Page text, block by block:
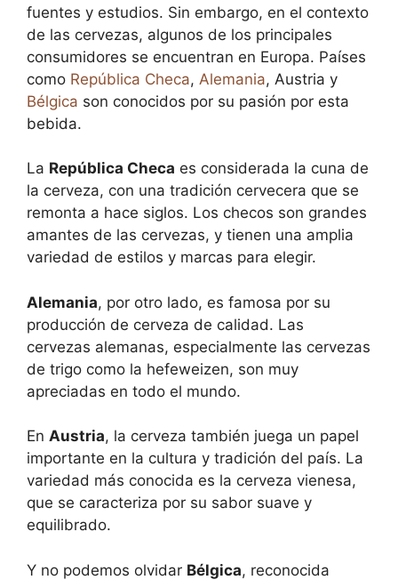
fuentes y estudios. Sin embargo, en el contexto
de las cervezas, algunos de los principales
consumidores se encuentran en Europa. Países
como República Checa, Alemania, Austria y
Bélgica son conocidos por su pasión por esta
bebida.
La República Checa es considerada la cuna de
la cerveza, con una tradición cervecera que se
remonta a hace siglos. Los checos son grandes
amantes de las cervezas, y tienen una amplia
variedad de estilos y marcas para elegir.
Alemania, por otro lado, es famosa por su
producción de cerveza de calidad. Las
cervezas alemanas, especialmente las cervezas
de trigo como la hefeweizen, son muy
apreciadas en todo el mundo.
En Austria, la cerveza también juega un papel
importante en la cultura y tradición del país. La
variedad más conocida es la cerveza vienesa,
que se caracteriza por su sabor suave y
equilibrado.
Y no podemos olvidar Bélgica, reconocida